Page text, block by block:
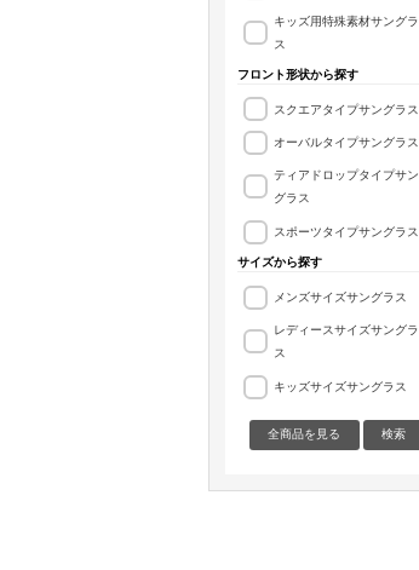
キッズ用特殊素材サングラ
ス
フロント形状から探す
スクエアタイプサングラス
オーバルタイプサングラス
ティアドロップタイプサン
グラス
スポーツタイプサングラス
サイズから探す
メンズサイズサングラス
レディースサイズサングラ
ス
キッズサイズサングラス
全商品を見る 検索